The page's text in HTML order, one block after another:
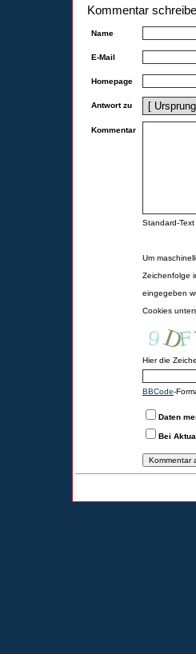
Kommentar
Name
E-Mail
Homepage
Antwort zu
Kommentar
Standard-
Um
Zeichenfolge
eingegeben
Cookies
Hier die
BBCode-
Daten
Bei